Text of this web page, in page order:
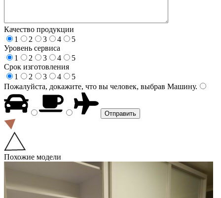
Качество продукции
1
2 3 4
5
Уровень сервиса
1
2 3 4
5
Срок изготовления
1
2 3 4
5
Пожалуйста, докажите, что вы человек, выбрав Машину.
Похожие модели